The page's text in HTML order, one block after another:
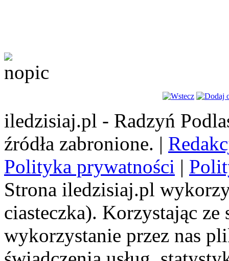
iledzisiaj.pl - Radzyń
źródła zabronione. |
Polityka prywatności |
Strona iledzisiaj.pl
ciasteczka). Korzystając
wykorzystanie przez nas